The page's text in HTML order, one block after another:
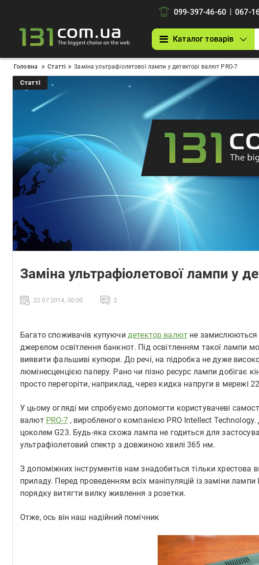
099-397-46-60 | 067-
Каталог товарів
Головна Статті Заміна ультрафіолетової лампи у детекторі валют PRO-7
Статті
Заміна ультрафіолетової лампи у
22 07 2014, 00:00 2
Багато споживачів купуючи детектор валют не замислюються
джерелом освітлення банкнот. Під освітленням такої лампи
виявити фальшиві купюри. До речі, на підробка не дуже
люмінесценцією паперу. Рано чи пізно ресурс лампи добігає
просто перегоріти, наприклад, через кидка напруги в мережі
У цьому огляді ми спробуємо допомогти користувачеві
валют PRO-7, виробленого компанією PRO Intellect
цоколем G23. Будь-яка схожа лампа не годиться для
ультрафіолетовий спектр з довжиною хвилі 365 нм.
З допоміжних інструментів нам знадобиться тільки хрестова
приладу. Перед проведенням всіх маніпуляцій із заміни
порядку витягти вилку живлення з розетки.
Отже, ось він наш надійний помічник